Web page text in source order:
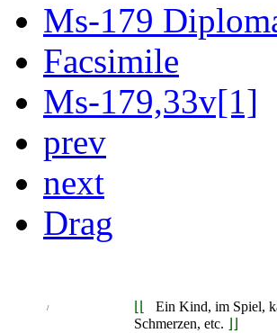
Ms-179
Facsimile
Ms-179,33v[1]
prev
next
Drag
/
Ein Kind, im Spiel,
Schmerzen, etc.